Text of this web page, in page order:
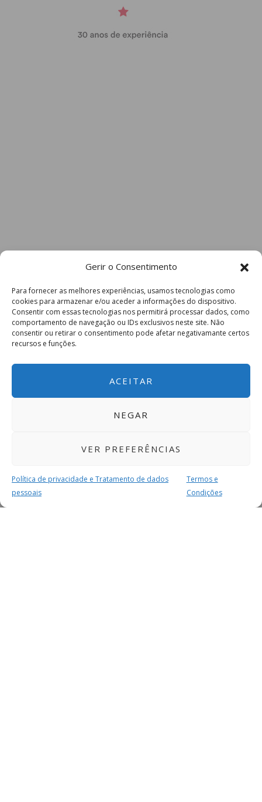
Gerir o Consentimento
Para fornecer as melhores experiências, usamos tecnologias como
cookies para armazenar e/ou aceder a informações do dispositivo.
Consentir com essas tecnologias nos permitirá processar dados, como
comportamento de navegação ou IDs exclusivos neste site. Não
consentir ou retirar o consentimento pode afetar negativamante certos
recursos e funções.
ACEITAR
NEGAR
VER PREFERÊNCIAS
Política de privacidade e Tratamento de dados
pessoais
Termos e
Condições